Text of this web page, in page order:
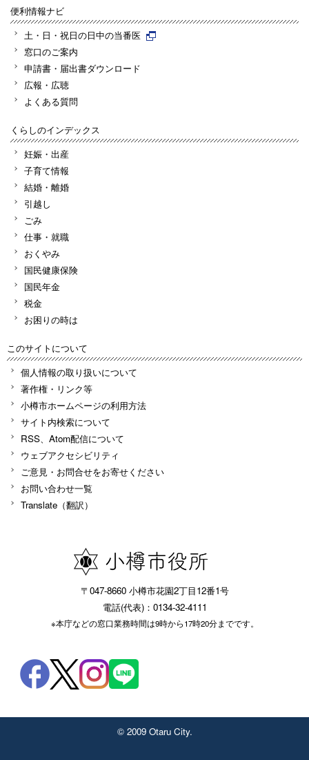
便利情報ナビ
土・日・祝日の日中の当番医
窓口のご案内
申請書・届出書ダウンロード
広報・広聴
よくある質問
くらしのインデックス
妊娠・出産
子育て情報
結婚・離婚
引越し
ごみ
仕事・就職
おくやみ
国民健康保険
国民年金
税金
お困りの時は
このサイトについて
個人情報の取り扱いについて
著作権・リンク等
小樽市ホームページの利用方法
サイト内検索について
RSS、Atom配信について
ウェブアクセシビリティ
ご意見・お問合せをお寄せください
お問い合わせ一覧
Translate（翻訳）
〒047-8660 小樽市花園2丁目12番1号
電話(代表)：0134-32-4111
※本庁などの窓口業務時間は9時から17時20分までです。
© 2009 Otaru City.